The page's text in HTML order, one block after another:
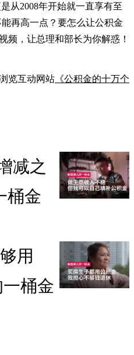
从2008年开始就一直享有至
再高一点？要怎么让公积金
频，让总理和部长为你解惑！
览互动网站 《公积金的十万个
减之
桶金
用
桶金